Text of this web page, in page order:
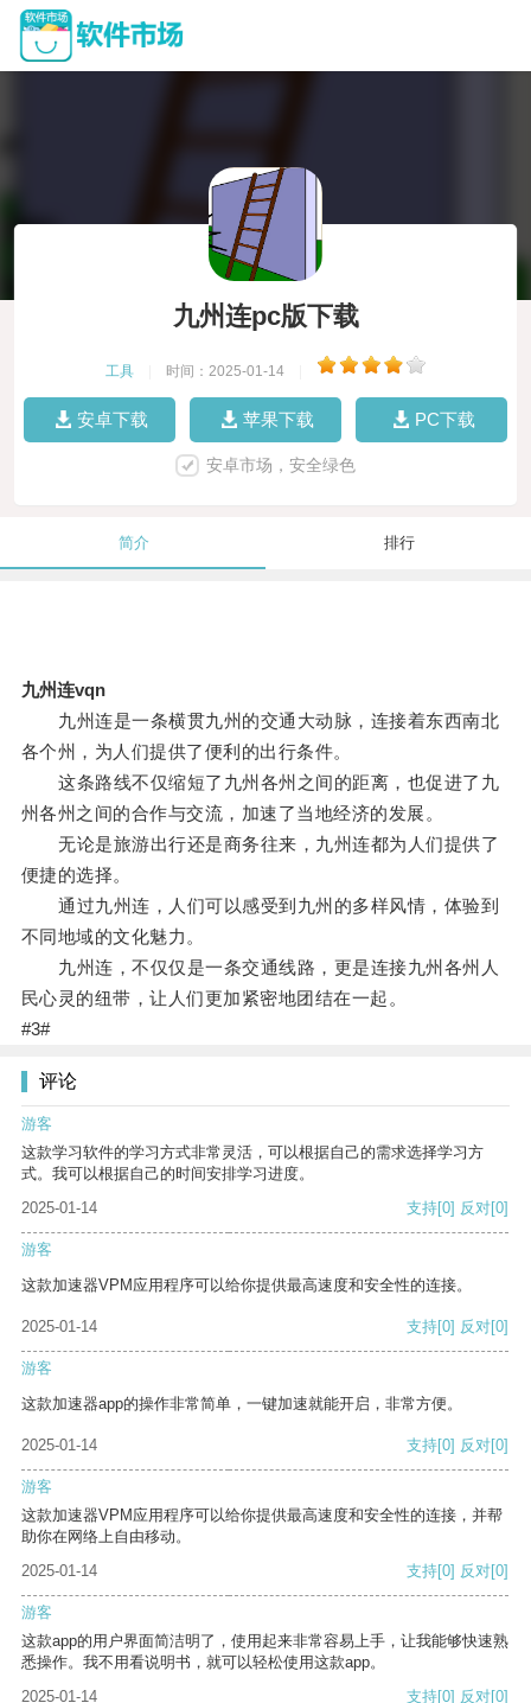
九州连pc版下载
工具 时间：2025-01-14
安卓下载 苹果下载 PC下载
安卓市场，安全绿色
简介 排行
九州连vqn
九州连是一条横贯九州的交通大动脉，连接着东西南北
各个州，为人们提供了便利的出行条件。
这条路线不仅缩短了九州各州之间的距离，也促进了九
州各州之间的合作与交流，加速了当地经济的发展。
无论是旅游出行还是商务往来，九州连都为人们提供了
便捷的选择。
通过九州连，人们可以感受到九州的多样风情，体验到
不同地域的文化魅力。
九州连，不仅仅是一条交通线路，更是连接九州各州人
民心灵的纽带，让人们更加紧密地团结在一起。
#3#
评论
游客
这款学习软件的学习方式非常灵活，可以根据自己的需求选择学习方
式。我可以根据自己的时间安排学习进度。
2025-01-14
支持[0] 反对[0]
游客
这款加速器VPM应用程序可以给你提供最高速度和安全性的连接。
2025-01-14 支持[0] 反对[0]
游客
这款加速器app的操作非常简单，一键加速就能开启，非常方便。
2025-01-14 支持[0] 反对[0]
游客
这款加速器VPM应用程序可以给你提供最高速度和安全性的连接，并帮
助你在网络上自由移动。
2025-01-14
支持[0] 反对[0]
游客
这款app的用户界面简洁明了，使用起来非常容易上手，让我能够快速熟
悉操作。我不用看说明书，就可以轻松使用这款app。
2025-01-14
支持[0] 反对[0]